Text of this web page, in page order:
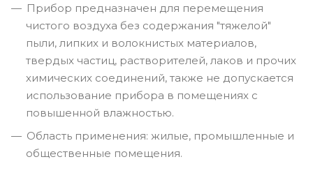
Прибор предназначен для перемещения
чистого воздуха без содержания "тяжелой"
пыли, липких и волокнистых материалов,
твердых частиц, растворителей, лаков и прочих
химических соединений, также не допускается
использование прибора в помещениях с
повышенной влажностью.
Область применения: жилые, промышленные и
общественные помещения.